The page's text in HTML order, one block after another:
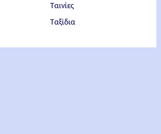
Ταινίες
Ταξίδια